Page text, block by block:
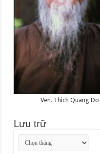
Ven. Thich Quang Do
Lưu trữ
Lưu
trữ